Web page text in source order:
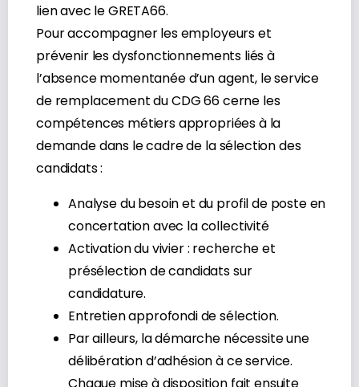
lien avec le GRETA66.
Pour accompagner les employeurs et
prévenir les dysfonctionnements liés à
l’absence momentanée d’un agent, le service
de remplacement du CDG 66 cerne les
compétences métiers appropriées à la
demande dans le cadre de la sélection des
candidats :
Analyse du besoin et du profil de poste en
concertation avec la collectivité
Activation du vivier : recherche et
présélection de candidats sur
candidature.
Entretien approfondi de sélection.
Par ailleurs, la démarche nécessite une
délibération d’adhésion à ce service.
Chaque mise à disposition fait ensuite